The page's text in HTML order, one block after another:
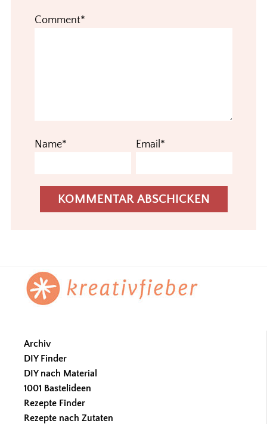
Comment*
Name* Email*
Footer
Archiv
DIY Finder
DIY nach Material
1001 Bastelideen
Rezepte Finder
Rezepte nach Zutaten